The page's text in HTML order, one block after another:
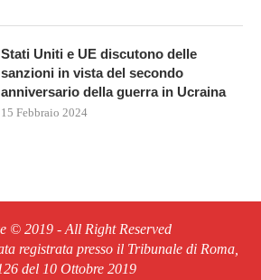
Stati Uniti e UE discutono delle
sanzioni in vista del secondo
anniversario della guerra in Ucraina
15 Febbraio 2024
© 2019 - All Right Reserved
registrata presso il Tribunale di Roma,
del 10 Ottobre 2019